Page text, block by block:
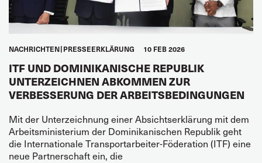
NACHRICHTEN PRESSEERKLÄRUNG 10 FEB 2026
ITF UND DOMINIKANISCHE REPUBLIK
UNTERZEICHNEN ABKOMMEN ZUR
VERBESSERUNG DER ARBEITSBEDINGUNGEN
Mit der Unterzeichnung einer Absichtserklärung mit dem
Arbeitsministerium der Dominikanischen Republik geht
die Internationale Transportarbeiter-Föderation (ITF) eine
neue Partnerschaft ein, die